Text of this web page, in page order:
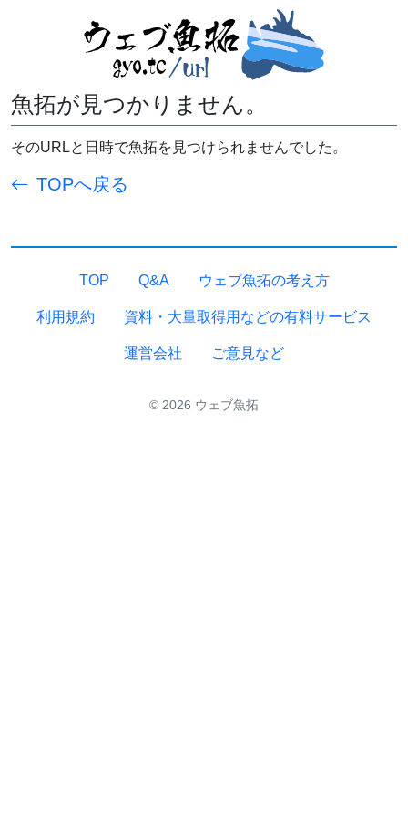
魚拓が見つかりません。
そのURLと日時で魚拓を見つけられませんでした。
TOPへ戻る
TOP Q&A ウェブ魚拓の考え方
利用規約 資料・大量取得用などの有料サービス
運営会社 ご意見など
© 2026 ウェブ魚拓